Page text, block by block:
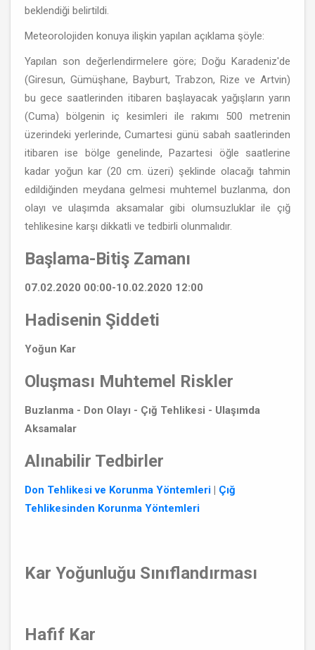
beklendiği belirtildi.
Meteorolojiden konuya ilişkin yapılan açıklama şöyle:
Yapılan son değerlendirmelere göre; Doğu Karadeniz'de
(Giresun, Gümüşhane, Bayburt, Trabzon, Rize ve Artvin)
bu gece saatlerinden itibaren başlayacak yağışların yarın
(Cuma) bölgenin iç kesimleri ile rakımı 500 metrenin
üzerindeki yerlerinde, Cumartesi günü sabah saatlerinden
itibaren ise bölge genelinde, Pazartesi öğle saatlerine
kadar yoğun kar (20 cm. üzeri) şeklinde olacağı tahmin
edildiğinden meydana gelmesi muhtemel buzlanma, don
olayı ve ulaşımda aksamalar gibi olumsuzluklar ile çığ
tehlikesine karşı dikkatli ve tedbirli olunmalıdır.
Başlama-Bitiş Zamanı
07.02.2020 00:00-10.02.2020 12:00
Hadisenin Şiddeti
Yoğun Kar
Oluşması Muhtemel Riskler
Buzlanma - Don Olayı - Çığ Tehlikesi - Ulaşımda
Aksamalar
Alınabilir Tedbirler
Don Tehlikesi ve Korunma Yöntemleri | Çığ
Tehlikesinden Korunma Yöntemleri
Kar Yoğunluğu Sınıflandırması
Hafif Kar